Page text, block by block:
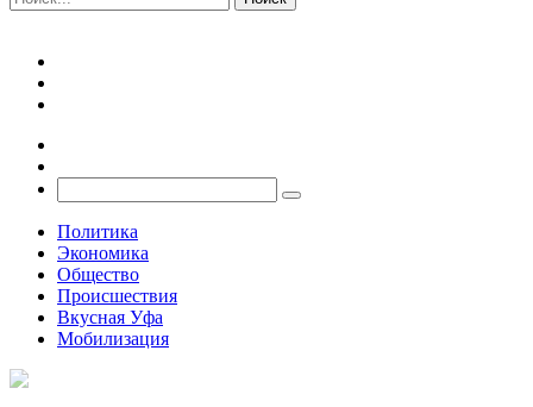
Политика
Экономика
Общество
Происшествия
Вкусная Уфа
Мобилизация